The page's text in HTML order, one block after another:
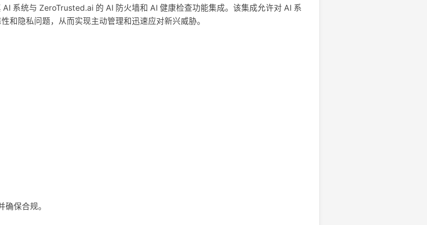
系统与 ZeroTrusted.ai 的 AI 防火墙和 AI 健康检查功能集成。该集成允许对 AI 系
和隐私问题，从而实现主动管理和迅速应对新兴威胁。
保合规。